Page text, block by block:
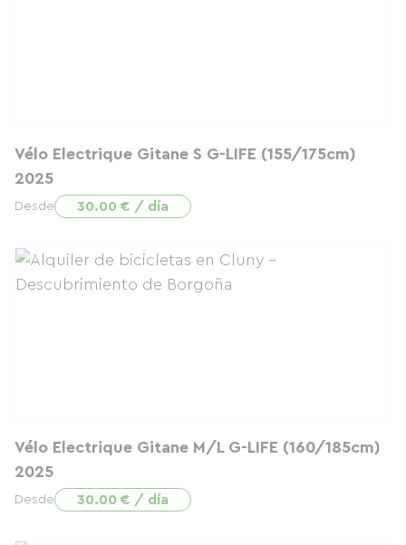
Vélo Electrique Gitane S G-LIFE (155/175cm)
2025
Desde 30.00 € / día
Vélo Electrique Gitane M/L G-LIFE (160/185cm)
2025
Desde 30.00 € / día